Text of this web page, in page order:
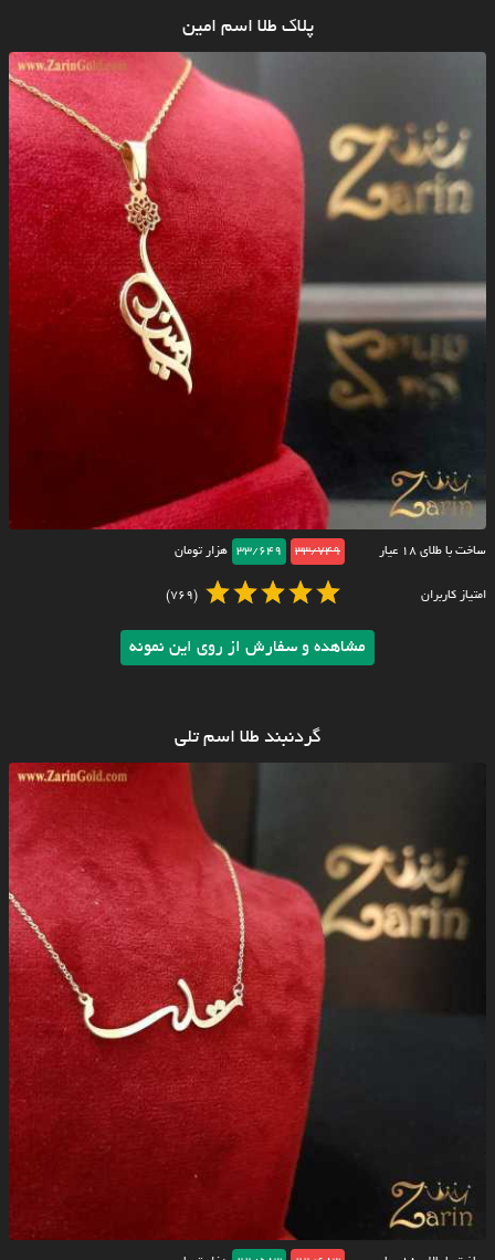
پلاک طلا اسم امین
ساخت با طلای ۱۸ عیار 33/749
33/649 هزار تومان
امتیاز کاربران (769)
مشاهده و سفارش از روی این نمونه
گردنبند طلا اسم تلی